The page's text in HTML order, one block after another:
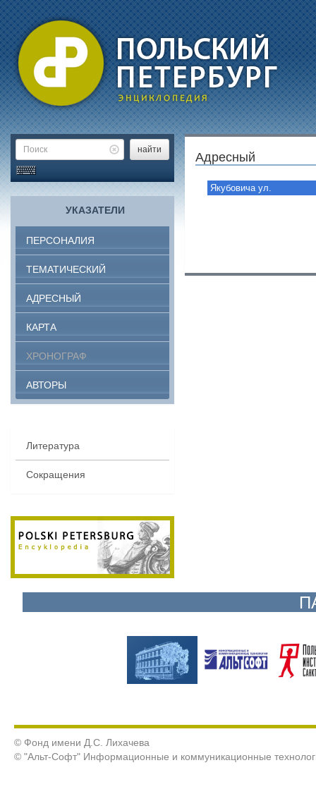
найти
УКАЗАТЕЛИ
ПЕРСОНАЛИЯ
ТЕМАТИЧЕСКИЙ
АДРЕСНЫЙ
КАРТА
ХРОНОГРАФ
АВТОРЫ
Литература
Сокращения
Адресный
Якубовича ул.
© Фонд имени Д.С. Лихачева
© "Альт-Софт" Информационные и коммуникационные